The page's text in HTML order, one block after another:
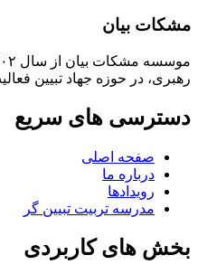
مشکات بیان
رهبری، در حوزه جهاد تبیین
دسترسی های سریع
صفحه اصلی
درباره ما
رویدادها
مدرسه تربیت تبیین گر
بخش های کاربردی